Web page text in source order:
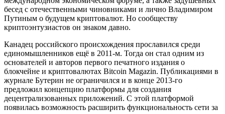
бесед с отечественными чиновниками и лично Владимиром
Путиным о будущем криптовалют. Но сообществу
криптоэнтузиастов он знаком давно.
Канадец российского происхождения прославился среди
единомышленников ещё в 2011-м. Тогда он стал одним из
основателей и авторов первого печатного издания о
блокчейне и криптовалютах Bitcoin Magazin. Публикациями в
журнале Бутерин не ограничился и в конце 2013-го
предложил концепцию платформы для создания
децентрализованных приложений. С этой платформой
появилась возможность расширить функциональность сети за